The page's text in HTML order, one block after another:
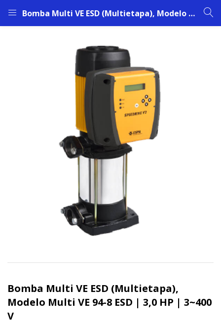
Bomba Multi VE ESD (Multietapa), Modelo Multi VE 94-8 ESD | 3,0 HP | 3~400 V
Bomba Multi VE ESD (Multietapa),
Modelo Multi VE 94-8 ESD | 3,0 HP | 3~400
V